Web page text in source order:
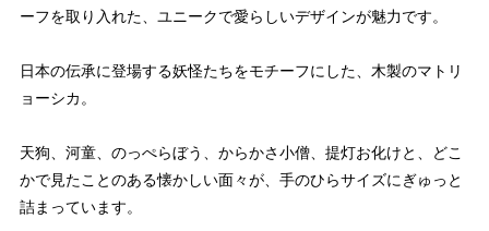
ーフを取り入れた、ユニークで愛らしいデザインが魅力です。
日本の伝承に登場する妖怪たちをモチーフにした、木製のマトリ
ョーシカ。
天狗、河童、のっぺらぼう、からかさ小僧、提灯お化けと、どこ
かで見たことのある懐かしい面々が、手のひらサイズにぎゅっと
詰まっています。